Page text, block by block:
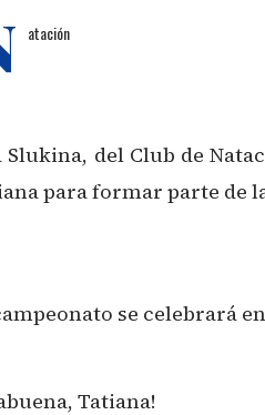
atación
Slukina, del Club de
para formar parte de
se celebrará
Tatiana!